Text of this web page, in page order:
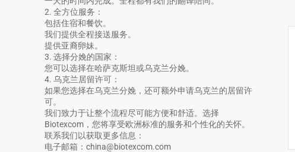
2. 全方位服务：
包括住宿和餐饮。
我们提供全程接送服务。
提供亚裔卵妹。
3. 选择分娩的国家：
您可以选择在哈萨克斯坦或乌克兰分娩。
4. 乌克兰居留许可：
如果您选择在乌克兰分娩，还可额外申请乌克兰的居留许
可。
我们致力于让整个流程尽可能方便和舒适。选择
Biotexcom，您将享受欧洲标准的服务和个性化的关怀。
联系我们以获取更多信息：
电子邮箱：china@biotexcom.com